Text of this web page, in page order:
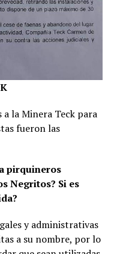
la Minera Teck para
fueron las
pirquineros
Negritos? Si es
y administrativas
a su nombre, por lo